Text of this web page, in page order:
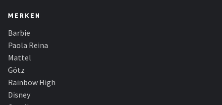
MERKEN
Barbie
Paola Reina
Mattel
Götz
Rainbow High
Disney